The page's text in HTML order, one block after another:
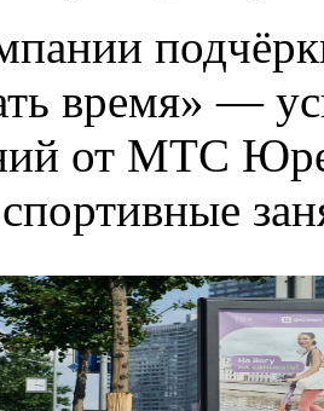
время» —
от МТС